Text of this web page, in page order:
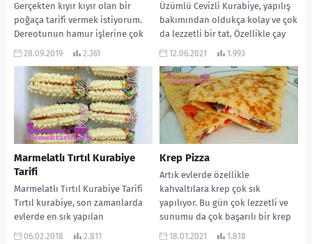
Gerçekten kıyır kıyır olan bir
poğaça tarifi vermek istiyorum.
Dereotunun hamur işlerine çok
yakıştığını biliyoruz. Bu
28.09.2019 2.361
Üzümlü Cevizli Kurabiye, yapılış
bakımından oldukça kolay ve çok
da lezzetli bir tat. Özellikle çay
saatleri için çok uygun. Üzüm...
12.06.2021 1.993
Marmelatlı Tırtıl Kurabiye
Tarifi
Marmelatlı Tırtıl Kurabiye Tarifi
Tırtıl kurabiye, son zamanlarda
evlerde en sık yapılan
kurabiyelerden biri… Çocuklar da
06.02.2018 2.811
Krep Pizza
Artık evlerde özellikle
kahvaltılara krep çok sık
yapılıyor. Bu gün çok lezzetli ve
sunumu da çok başarılı bir krep
yapacağız....
18.01.2021 1.818